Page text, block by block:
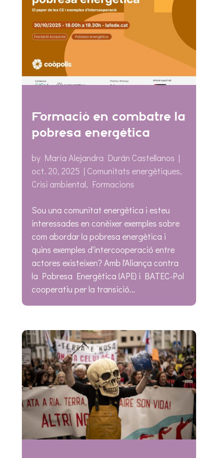
Formació en combatre la
pobresa energètica
by María Alejandra Durán Castellanos |
oct. 20, 2025 | Comunitats energètiques,
Crisi ambiental, Formacions
Sou una comunitat energètica i esteu
interessades en conèixer exemples sobre
com abordar la pobresa energètica i
quins exemples d'intercooperació entre
actores existeixen? Amb l'Aliança contra
la Pobresa Energètica (APE) i BATEC-Pol
cooperatiu per la transició...